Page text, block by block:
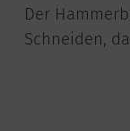
Der
Schneiden,